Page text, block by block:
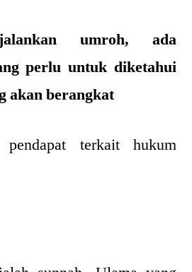
umroh, ada
perlu untuk diketahui
akan berangkat
terkait hukum